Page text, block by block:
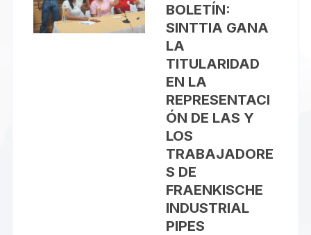
BOLETÍN:
SINTTIA GANA
LA
TITULARIDAD
EN LA
REPRESENTACI
ÓN DE LAS Y
LOS
TRABAJADORE
S DE
FRAENKISCHE
INDUSTRIAL
PIPES